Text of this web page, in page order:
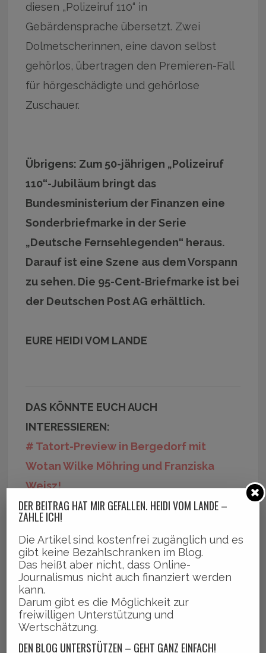
diesen „Polizeiruf 110“ in
Gebärdensprache übersetzt. Zwei
Dolmetscherinnen, eine davon selbst
gehörlos, übertragen den Premieren-Fall
für hörgeschädigte und gehörlose
Zuschauer.
Übrigens: Zum 50-jährigen „Polizeiruf
110“-Jubiläum bringt das
Bundesministerium der Finanzen eine
Sonderbriefmarke in der Serie
„Deutsche Fernsehlegenden“ heraus.
Darauf ist eine Szene aus dem Vorspann
zu sehen. Die 95-Cent-Briefmarke ist bei
der Deutschen Post AG erhältlich.
EURE HEIDI VOM LANDE
DAS KÖNNTE EUCH AUCH
INTERESSIEREN:
# Tatort-Preview in Bergedorf mit
Wotan Wilke Möhring und Franziska
Weisz!
# Artikel bequem im Newsstream bei
Facebook finden!
Share this on WhatsApp
DER BEITRAG HAT MIR GEFALLEN! HEIDI VOM
LANDE® – ZAHLE ICH
DER BEITRAG HAT MIR GEFALLEN. HEIDI VOM LANDE –
ZAHLE ICH!
Die Artikel sind kostenfrei zugänglich und es
gibt keine Bezahlschranken im Blog.
Das heißt aber nicht, dass Online-
Journalismus nicht auch finanziert werden
kann.
Darum gibt es die Möglichkeit zur
freiwilligen Unterstützung und
Wertschätzung.
DEN BLOG UNTERSTÜTZEN – GEHT GANZ EINFACH!